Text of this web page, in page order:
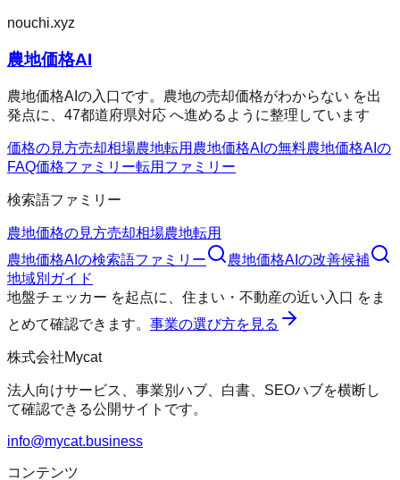
nouchi.xyz
農地価格AI
農地価格AIの入口です。農地の売却価格がわからない を出
発点に、47都道府県対応 へ進めるように整理しています
価格の見方売却相場農地転用 農地価格AIの無料農地価格AIの
FAQ価格ファミリー転用ファミリー
検索語ファミリー
農地価格の見方売却相場農地転用
農地価格AI の検索語ファミリー 農地価格AI の改善候補
地域別ガイド
地盤チェッカー を起点に、 住まい・不動産の近い入口 をま
とめて確認できます。 事業の選び方を見る
株式会社Mycat
法人向けサービス、事業別ハブ、白書、SEOハブを横断し
て確認できる公開サイトです。
info@mycat.business
コンテンツ